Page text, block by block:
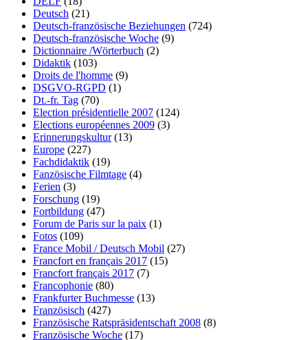
Deutsch (21)
Deutsch-französische Beziehungen (724)
Deutsch-französische Woche (9)
Dictionnaire /Wörterbuch (2)
Didaktik (103)
Droits de l'homme (9)
DSGVO-RGPD (1)
Dt.-fr. Tag (70)
Election présidentielle 2007 (124)
Elections européennes 2009 (3)
Erinnerungskultur(13)
Europe (227)
Fachdidaktik (19)
Fanzösische Filmtage (4)
Ferien (3)
Forschung (19)
Fortbildung (47)
Forum de Paris sur la paix (1)
Fotos (109)
France Mobil / Deutsch Mobil (27)
Francfort en français 2017 (15)
Francfort français 2017 (7)
Francophonie (80)
Frankfurter Buchmesse (13)
Französisch (427)
Französische Ratspräsidentschaft 2008 (8)
Französische Woche (17)